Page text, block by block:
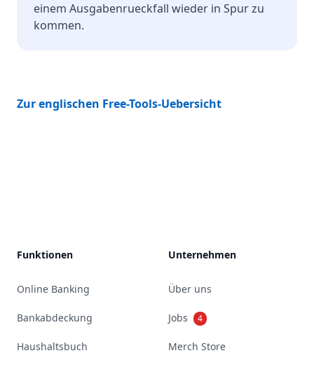
einem Ausgabenrueckfall wieder in Spur zu
kommen.
Zur englischen Free-Tools-Uebersicht
Funktionen
Online Banking
Bankabdeckung
Haushaltsbuch
Unternehmen
Über uns
Jobs 4
Merch Store